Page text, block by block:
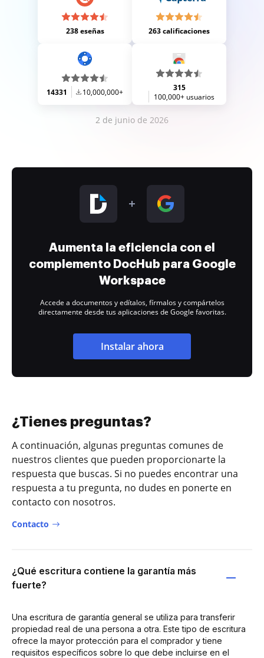
238 eseñas 263 calificaciones
14331 10,000,000+
315
100,000+ usuarios
2 de junio de 2026
Aumenta la eficiencia con el
complemento DocHub para Google
Workspace
Accede a documentos y edítalos, fírmalos y compártelos
directamente desde tus aplicaciones de Google favoritas.
Instalar ahora
¿Tienes preguntas?
A continuación, algunas preguntas comunes de
nuestros clientes que pueden proporcionarte la
respuesta que buscas. Si no puedes encontrar una
respuesta a tu pregunta, no dudes en ponerte en
contacto con nosotros.
Contacto
¿Qué escritura contiene la garantía más
fuerte?
Una escritura de garantía general se utiliza para transferir
propiedad real de una persona a otra. Este tipo de escritura
ofrece la mayor protección para el comprador y tiene
requisitos específicos sobre lo que debe incluirse en el